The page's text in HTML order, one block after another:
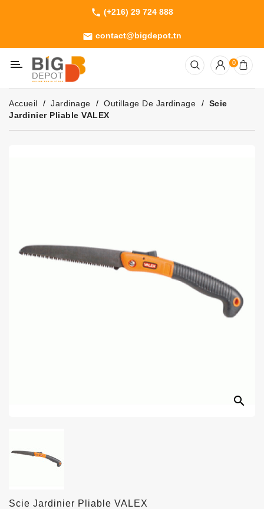
phone (+216) 29 724 888
email contact@bigdepot.tn
Machines
Outillage
Jardinage
Consommables
0
Accueil Jardinage Outillage De Jardinage
Scie
Jardinier Pliable VALEX
search
Scie Jardinier Pliable VALEX